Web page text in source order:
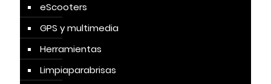
eScooters
GPS y multimedia
Herramientas
Limpiaparabrisas